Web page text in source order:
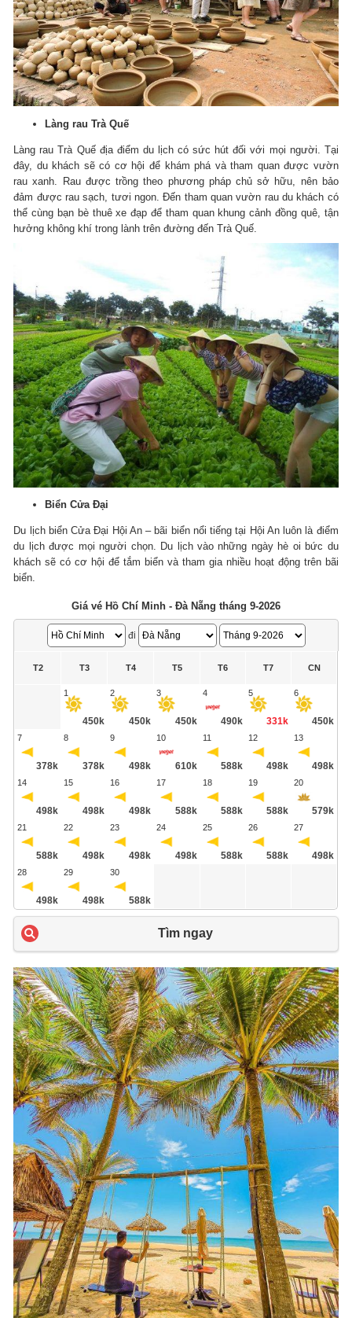
Làng rau Trà Quế
Làng rau Trà Quế địa điểm du lịch có sức hút đối với mọi người. Tại
đây, du khách sẽ có cơ hội để khám phá và tham quan được vườn
rau xanh. Rau được trồng theo phương pháp chủ sở hữu, nên bảo
đảm được rau sạch, tươi ngon.Đến tham quan vườn rau du khách có
thể cùng bạn bè thuê xe đạp để tham quan khung cảnh đồng quê, tận
hưởng không khí trong lành trên đường đến Trà Quế.
Biển Cửa Đại
Du lịch biển Cửa Đại Hội An – bãi biển nổi tiếng tại Hội An luôn là điểm
du lịch được mọi người chọn. Du lịch vào những ngày hè oi bức du
khách sẽ có cơ hội để tắm biển và tham gia nhiều hoạt động trên bãi
biển.
Giá vé Hồ Chí Minh - Đà Nẵng tháng 9-2026
đi
T2 T3 T4 T5 T6 T7 CN
1
450k
2
450k
3
450k
4
490k
5
331k
6
450k
7
378k
8
378k
9
498k
10
610k
11
588k
12
498k
13
498k
14
498k
15
498k
16
498k
17
588k
18
588k
19
588k
20
579k
21
588k
22
498k
23
498k
24
498k
25
588k
26
588k
27
498k
28
498k
29
498k
30
588k
Tìm ngay